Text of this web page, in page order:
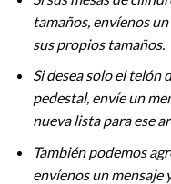
tamaños, envíenos
sus propios tamaños.
Si desea solo el telón
pedestal, envíe un
nueva lista para ese
También podemos
envíenos un mensaje